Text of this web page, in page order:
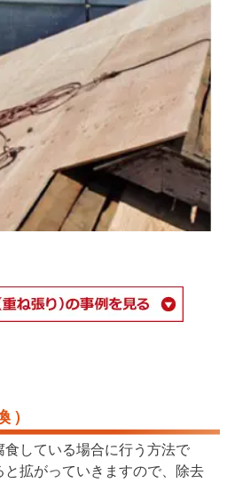
）
している場合に行う方法で
拡がっていきますので、除去